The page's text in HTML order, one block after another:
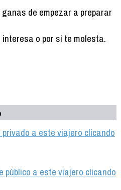
de empezar a preparar
o por si te molesta.
a este viajero clicando
público a este viajero clicando